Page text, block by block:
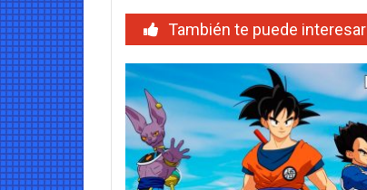
entradasTambién te puede interesar